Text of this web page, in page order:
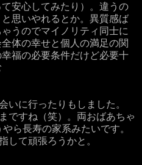
安心してみたり）。違うの
思いやれるとか。異質感ば
うのでマイノリティ同士に
体の幸せと個人の満足の関
福の必要条件だけど必要十
いに行ったりもしました。
ですね（笑）。両おばあちゃ
ら長寿の家系みたいです。
して頑張ろうかと。